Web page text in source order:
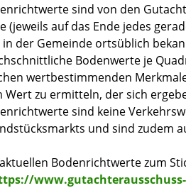
sind von den
(jeweils auf das Ende jedes
in der Gemeinde ortsüblich
Bodenwerte je
wertbestimmenden
Wert zu ermitteln, der sich
sind keine
und sind zudem
Bodenrichtwerte zum